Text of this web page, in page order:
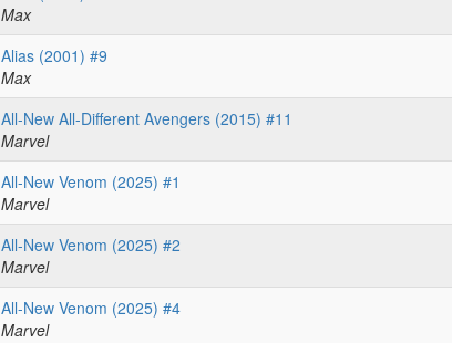
Max
Alias (2001) #9
Max
All-New All-Different Avengers (2015) #11
Marvel
All-New Venom (2025) #1
Marvel
All-New Venom (2025) #2
Marvel
All-New Venom (2025) #4
Marvel